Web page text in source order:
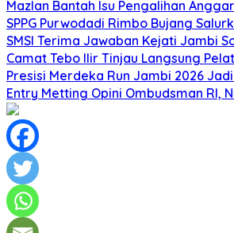
Mazlan Bantah Isu Pengalihan
SPPG Purwodadi Rimbo Bujang
SMSI Terima Jawaban Kejati Jambi
Camat Tebo Ilir Tinjau Langsung
Presisi Merdeka Run Jambi 2026
Entry Metting Opini Ombudsman RI,